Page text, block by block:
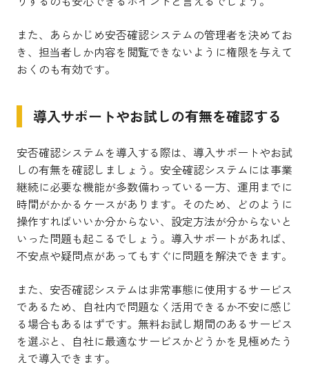
また、あらかじめ安否確認システムの管理者を決めてお
き、担当者しか内容を閲覧できないように権限を与えて
おくのも有効です。
導入サポートやお試しの有無を確認する
安否確認システムを導入する際は、導入サポートやお試
しの有無を確認しましょう。安全確認システムには事業
継続に必要な機能が多数備わっている一方、運用までに
時間がかかるケースがあります。そのため、どのように
操作すればいいか分からない、設定方法が分からないと
いった問題も起こるでしょう。導入サポートがあれば、
不安点や疑問点があってもすぐに問題を解決できます。
また、安否確認システムは非常事態に使用するサービス
であるため、自社内で問題なく活用できるか不安に感じ
る場合もあるはずです。無料お試し期間のあるサービス
を選ぶと、自社に最適なサービスかどうかを見極めたう
えで導入できます。